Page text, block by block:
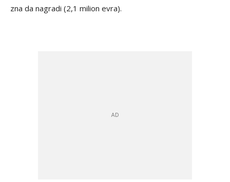
zna da nagradi (2,1 milion evra).